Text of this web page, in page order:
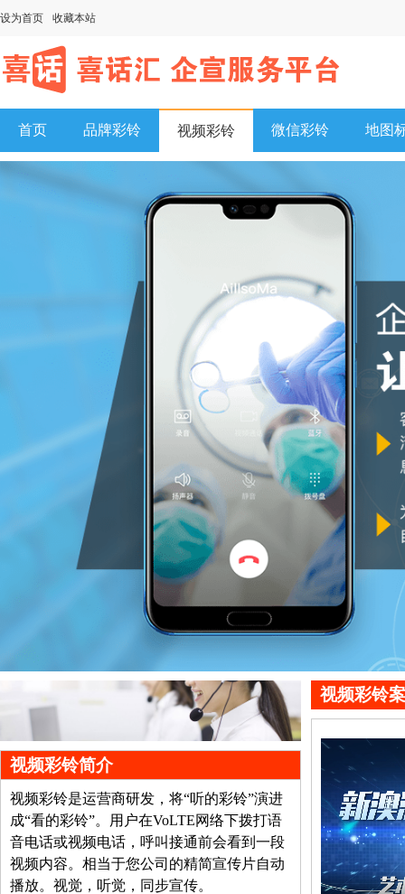
设为首页 收藏本站
首页 品牌彩铃 视频彩铃 微信彩铃 地图
视频彩铃简介
视频彩铃是运营商研发，将“听的彩铃”演进
成“看的彩铃”。用户在VoLTE网络下拨打语
音电话或视频电话，呼叫接通前会看到一段
视频内容。相当于您公司的精简宣传片自动
播放。视觉，听觉，同步宣传。
视频彩铃